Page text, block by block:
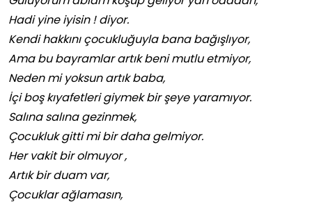
Hadi yine iyisin ! diyor.
Kendi hakkını çocukluğuyla bana bağışlıyor,
Ama bu bayramlar artık beni mutlu etmiyor,
Neden mi yoksun artık baba,
İçi boş kıyafetleri giymek bir şeye yaramıyor.
Salına salına gezinmek,
Çocukluk gitti mi bir daha gelmiyor.
Her vakit bir olmuyor ,
Artık bir duam var,
Çocuklar ağlamasın,